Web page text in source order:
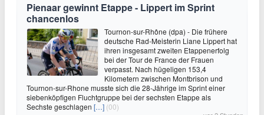
Pienaar gewinnt Etappe - Lippert im Sprint
chancenlos
Tournon-sur-Rhône (dpa) - Die frühere
deutsche Rad-Meisterin Liane Lippert hat
ihren insgesamt zweiten Etappenerfolg
bei der Tour de France der Frauen
verpasst. Nach hügeligen 153,4
Kilometern zwischen Montbrison und
Tournon-sur-Rhone musste sich die 28-Jährige im Sprint einer
siebenköpfigen Fluchtgruppe bei der sechsten Etappe als
Sechste geschlagen […] (00)